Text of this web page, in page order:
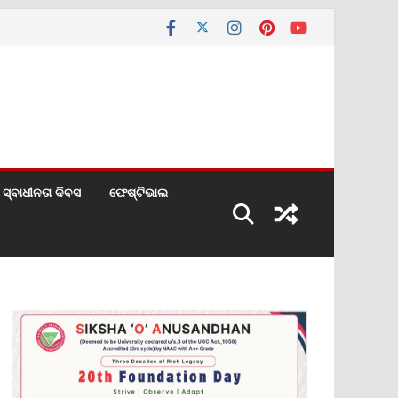
ସ୍ବାଧୀନତା ଦିବସ ଫେଷ୍ଟିଭାଲ